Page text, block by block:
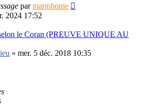
parmarmhonie
2024 17:52
le Coran (PREUVE UNIQUE AU
» mer. 5 déc. 2018 10:35